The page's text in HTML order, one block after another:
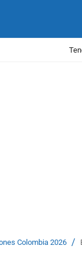
Colombia 2026 /